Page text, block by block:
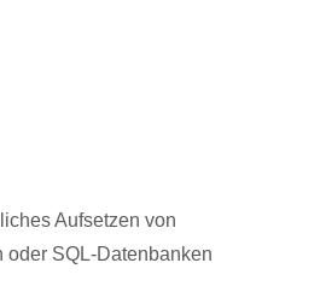
Aufsetzen von
oder SQL-Datenbanken